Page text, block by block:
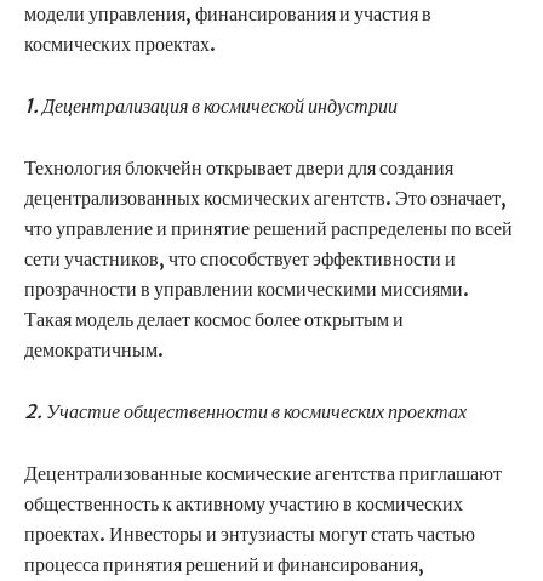
модели управления, финансирования и участия в
космических проектах.
1. Децентрализация в космической индустрии
Технология блокчейн открывает двери для создания
децентрализованных космических агентств. Это означает,
что управление и принятие решений распределены по всей
сети участников, что способствует эффективности и
прозрачности в управлении космическими миссиями.
Такая модель делает космос более открытым и
демократичным.
2. Участие общественности в космических проектах
Децентрализованные космические агентства приглашают
общественность к активному участию в космических
проектах. Инвесторы и энтузиасты могут стать частью
процесса принятия решений и финансирования,